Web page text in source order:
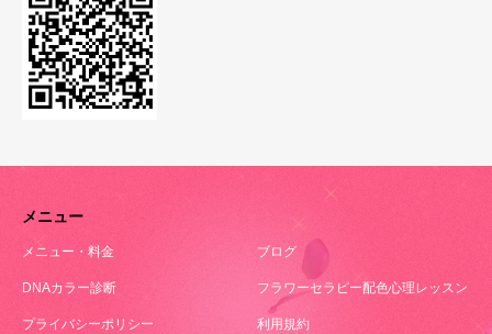
メニュー
メニュー・料金 ブログ
DNAカラー診断 フラワーセラピー配色心理レッスン
プライバシーポリシー 利用規約